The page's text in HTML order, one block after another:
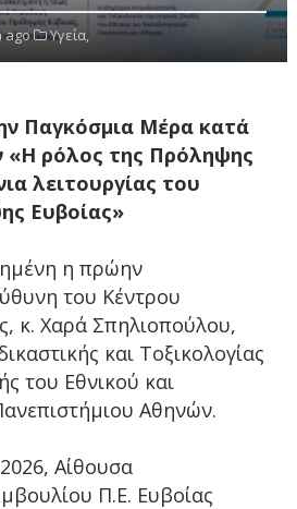
ago Υγεία,
Παγκόσμια Μέρα κατά
ρόλος της Πρόληψης
λειτουργίας του
Ευβοίας»
η πρώην
του Κέντρου
κ. Χαρά Σπηλιοπούλου,
και Τοξικολογίας
του Εθνικού και
Αθηνών.
Αίθουσα
Π.Ε. Ευβοίας